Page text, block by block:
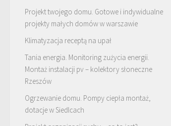
Projekt twojego domu. Gotowe i indywidualne
projekty małych domów w warszawie
Klimatyzacja receptą na upał
Tania energia. Monitoring zużycia energii.
Montaż instalacji pv – kolektory słoneczne
Rzeszów
Ogrzewanie domu. Pompy ciepła montaż,
dotacje w Siedlcach